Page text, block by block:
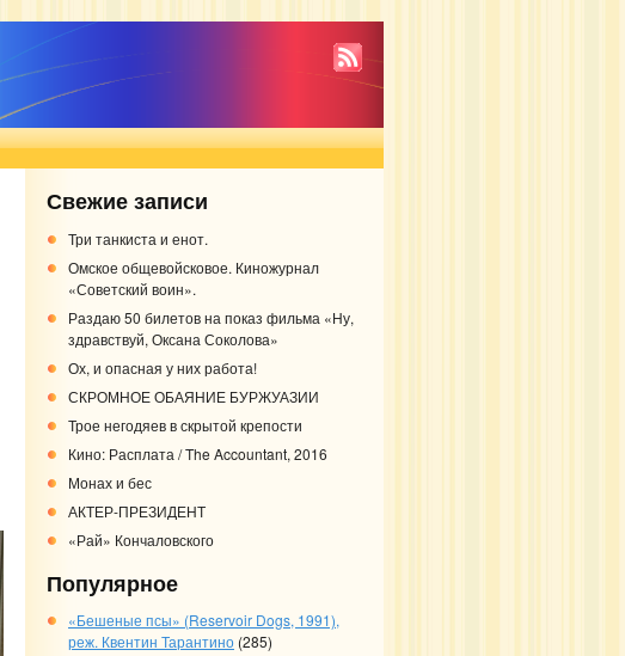
Свежие записи
Три танкиста и енот.
Омское общевойсковое. Киножурнал
«Советский воин».
Раздаю 50 билетов на показ фильма «Ну,
здравствуй, Оксана Соколова»
Ох, и опасная у них работа!
СКРОМНОЕ ОБАЯНИЕ БУРЖУАЗИИ
Трое негодяев в скрытой крепости
Кино: Расплата / The Accountant, 2016
Монах и бес
АКТЕР-ПРЕЗИДЕНТ
«Рай» Кончаловского
Популярное
«Бешеные псы» (Reservoir Dogs, 1991),
реж. Квентин Тарантино (285)